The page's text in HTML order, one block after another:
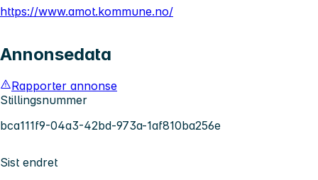
https://www.amot.kommune.no/
Annonsedata
Rapporter annonse
Stillingsnummer
bca111f9-04a3-42bd-973a-1af810ba256e
Sist endret